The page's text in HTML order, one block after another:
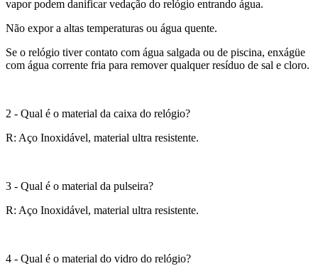
vapor podem danificar vedação do relógio entrando água.
Não expor a altas temperaturas ou água quente.
Se o relógio tiver contato com água salgada ou de piscina, enxágüe
com água corrente fria para remover qualquer resíduo de sal e cloro.
2 - Qual é o material da caixa do relógio?
R: Aço Inoxidável, material ultra resistente.
3 - Qual é o material da pulseira?
R: Aço Inoxidável, material ultra resistente.
4 - Qual é o material do vidro do relógio?